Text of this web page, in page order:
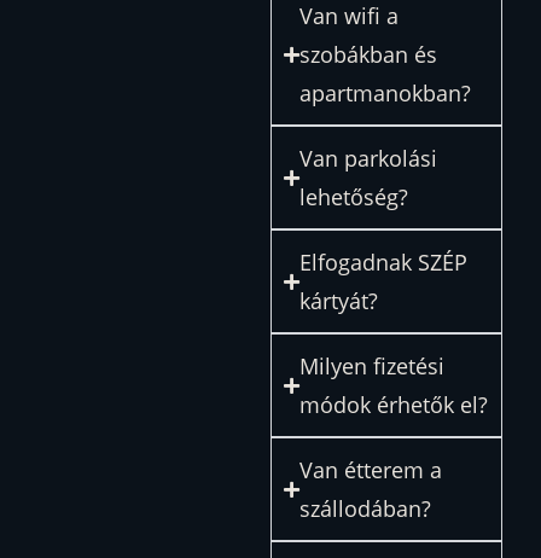
Van wifi a
szobákban és
apartmanokban?
Van parkolási
lehetőség?
Elfogadnak SZÉP
kártyát?
Milyen fizetési
módok érhetők el?
Van étterem a
szállodában?